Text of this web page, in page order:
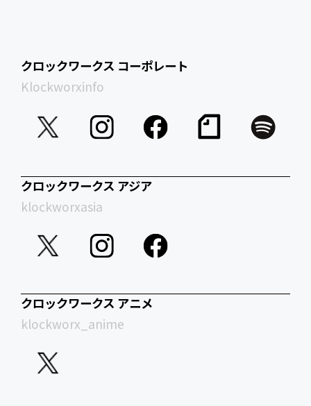
クロックワークス コーポレート
Klockworxinfo
クロックワークス アジア
klockworxasia
クロックワークス アニメ
klockworx_anime